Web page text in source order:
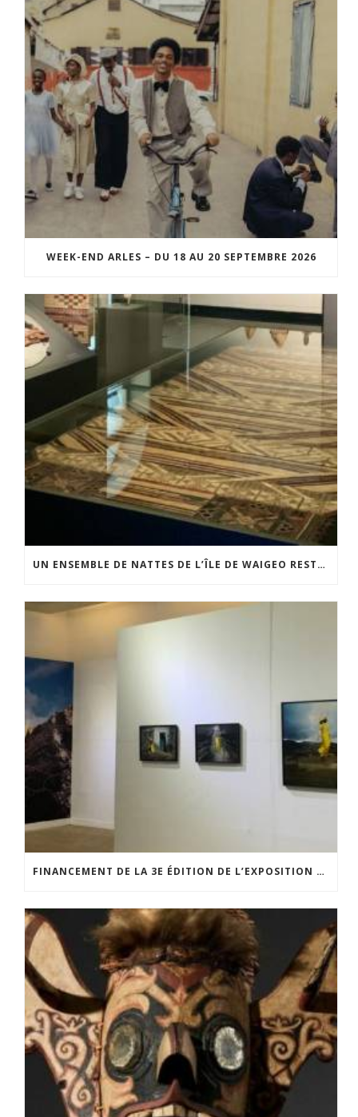
WEEK-END ARLES – DU 18 AU 20 SEPTEMBRE 2026
UN ENSEMBLE DE NATTES DE L’ÎLE DE WAIGEO RESTAURÉ GRÂCE AU SOUTIEN DU CERCLE LÉVI-STRAUSS
FINANCEMENT DE LA 3E ÉDITION DE L’EXPOSITION DU PRIX POUR LA PHOTOGRAPHIE PAR LE CERCLE POUR LA PHOTOGRAPHIE ET L’ART CONTEMPORAIN